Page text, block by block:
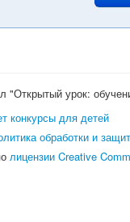
"Открытый урок:
конкурсы для детей
обработки и
лицензии Creative